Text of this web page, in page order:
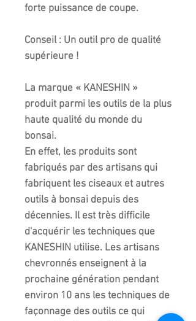
forte puissance de coupe.
Conseil : Un outil pro de qualité
supérieure !
La marque « KANESHIN »
produit parmi les outils de la plus
haute qualité du monde du
bonsai.
En effet, les produits sont
fabriqués par des artisans qui
fabriquent les ciseaux et autres
outils à bonsai depuis des
décennies. Il est très difficile
d'acquérir les techniques que
KANESHIN utilise. Les artisans
chevronnés enseignent à la
prochaine génération pendant
environ 10 ans les techniques de
façonnage des outils ce qui